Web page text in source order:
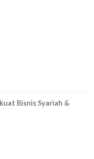
Bisnis Syariah &